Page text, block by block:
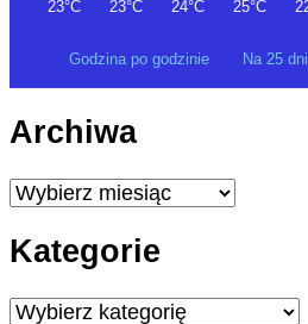
Godzina po godzinie Na 25 dni
Archiwa
Archiwa
Kategorie
Kategorie